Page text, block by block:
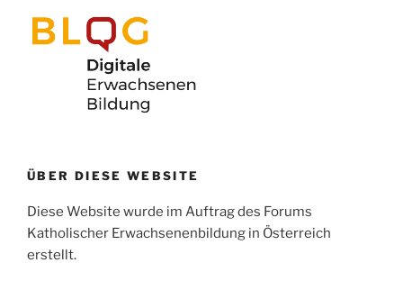
ÜBER DIESE WEBSITE
Diese Website wurde im Auftrag des Forums
Katholischer Erwachsenenbildung in Österreich
erstellt.